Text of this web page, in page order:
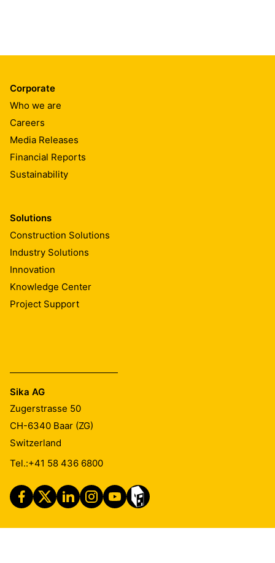
Corporate
Who we are
Careers
Media Releases
Financial Reports
Sustainability
Solutions
Construction Solutions
Industry Solutions
Innovation
Knowledge Center
Project Support
Sika AG
Zugerstrasse 50
CH-6340 Baar (ZG)
Switzerland
Tel.:+41 58 436 6800